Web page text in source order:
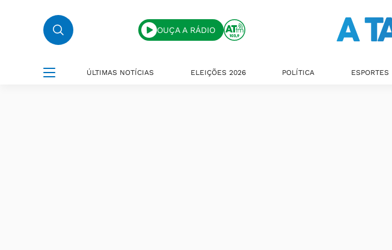
OUÇA A RÁDIO
ÚLTIMAS NOTÍCIAS ELEIÇÕES 2026 POLÍTICA ESPORTES